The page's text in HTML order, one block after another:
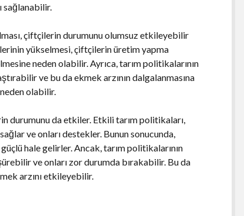
sağlanabilir.
çiftçilerin durumunu olumsuz etkileyebilir
yükselmesi, çiftçilerin üretim yapma
neden olabilir. Ayrıca, tarım politikalarının
ve bu da ekmek arzının dalgalanmasına
olabilir.
durumunu da etkiler. Etkili tarım politikaları,
ve onları destekler. Bunun sonucunda,
hale gelirler. Ancak, tarım politikalarının
ve onları zor durumda bırakabilir. Bu da
arzını etkileyebilir.